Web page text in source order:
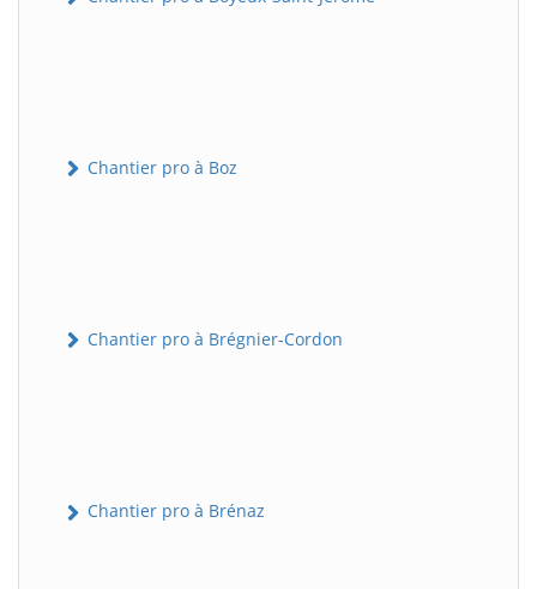
Chantier pro à Boz
Chantier pro à Brégnier-Cordon
Chantier pro à Brénaz